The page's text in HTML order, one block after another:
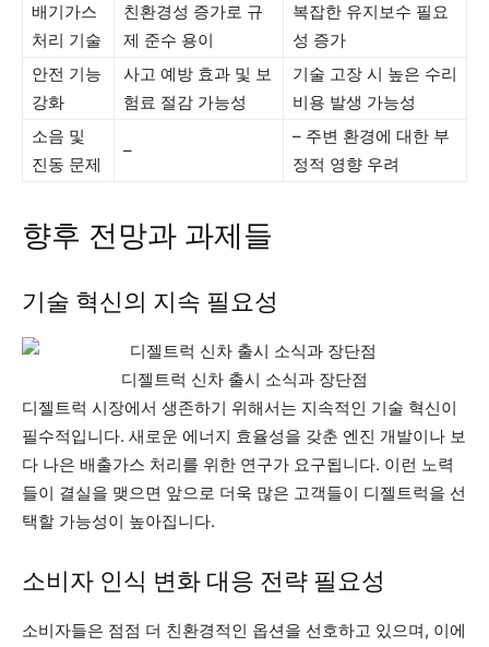
배기가스
처리 기술
친환경성 증가로 규
제 준수 용이
복잡한 유지보수 필요
성 증가
안전 기능
강화
사고 예방 효과 및 보
험료 절감 가능성
기술 고장 시 높은 수리
비용 발생 가능성
소음 및
진동 문제
–
– 주변 환경에 대한 부
정적 영향 우려
향후 전망과 과제들
기술 혁신의 지속 필요성
디젤트럭 신차 출시 소식과 장단점
디젤트럭 시장에서 생존하기 위해서는 지속적인 기술 혁신이
필수적입니다. 새로운 에너지 효율성을 갖춘 엔진 개발이나 보
다 나은 배출가스 처리를 위한 연구가 요구됩니다. 이런 노력
들이 결실을 맺으면 앞으로 더욱 많은 고객들이 디젤트럭을 선
택할 가능성이 높아집니다.
소비자 인식 변화 대응 전략 필요성
소비자들은 점점 더 친환경적인 옵션을 선호하고 있으며, 이에